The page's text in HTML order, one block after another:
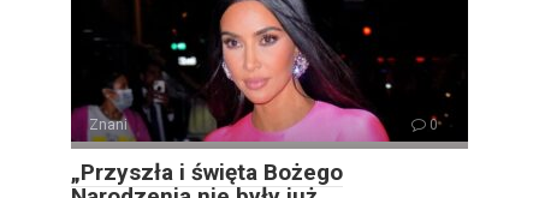
Znani 0
„Przyszła i święta Bożego